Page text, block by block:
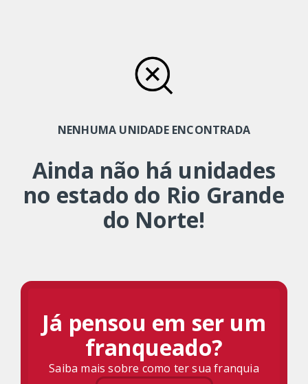
NENHUMA UNIDADE ENCONTRADA
Ainda não há unidades
no estado do Rio Grande
do Norte!
Já pensou em ser um
franqueado?
Saiba mais sobre como ter sua franquia